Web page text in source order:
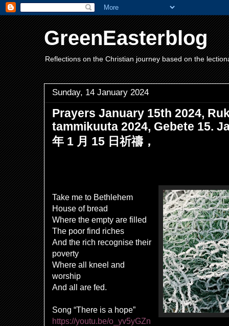
GreenEasterblog
Reflections on the Christian journey based on the
Sunday, 14 January 2024
Prayers January 15th 2024,
tammikuuta 2024, Gebete 15.
年 1 月 15 日祈禱，
Take me to Bethlehem
House of bread
Where the empty are filled
The poor find riches
And the rich recognise their
poverty
Where all kneel and
worship
And all are fed.
Song “There is a hope”
https://youtu.be/o_yv5yGZn